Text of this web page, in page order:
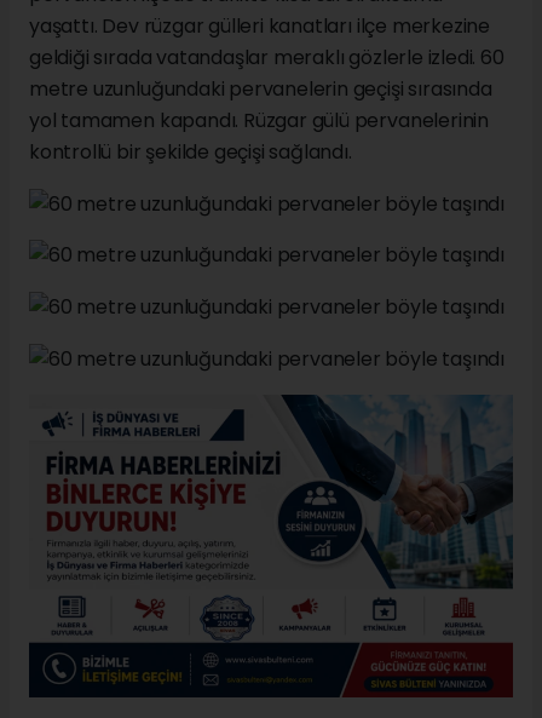
yaşattı. Dev rüzgar gülleri kanatları ilçe merkezine
geldiği sırada vatandaşlar meraklı gözlerle izledi. 60
metre uzunluğundaki pervanelerin geçişi sırasında
yol tamamen kapandı. Rüzgar gülü pervanelerinin
kontrollü bir şekilde geçişi sağlandı.